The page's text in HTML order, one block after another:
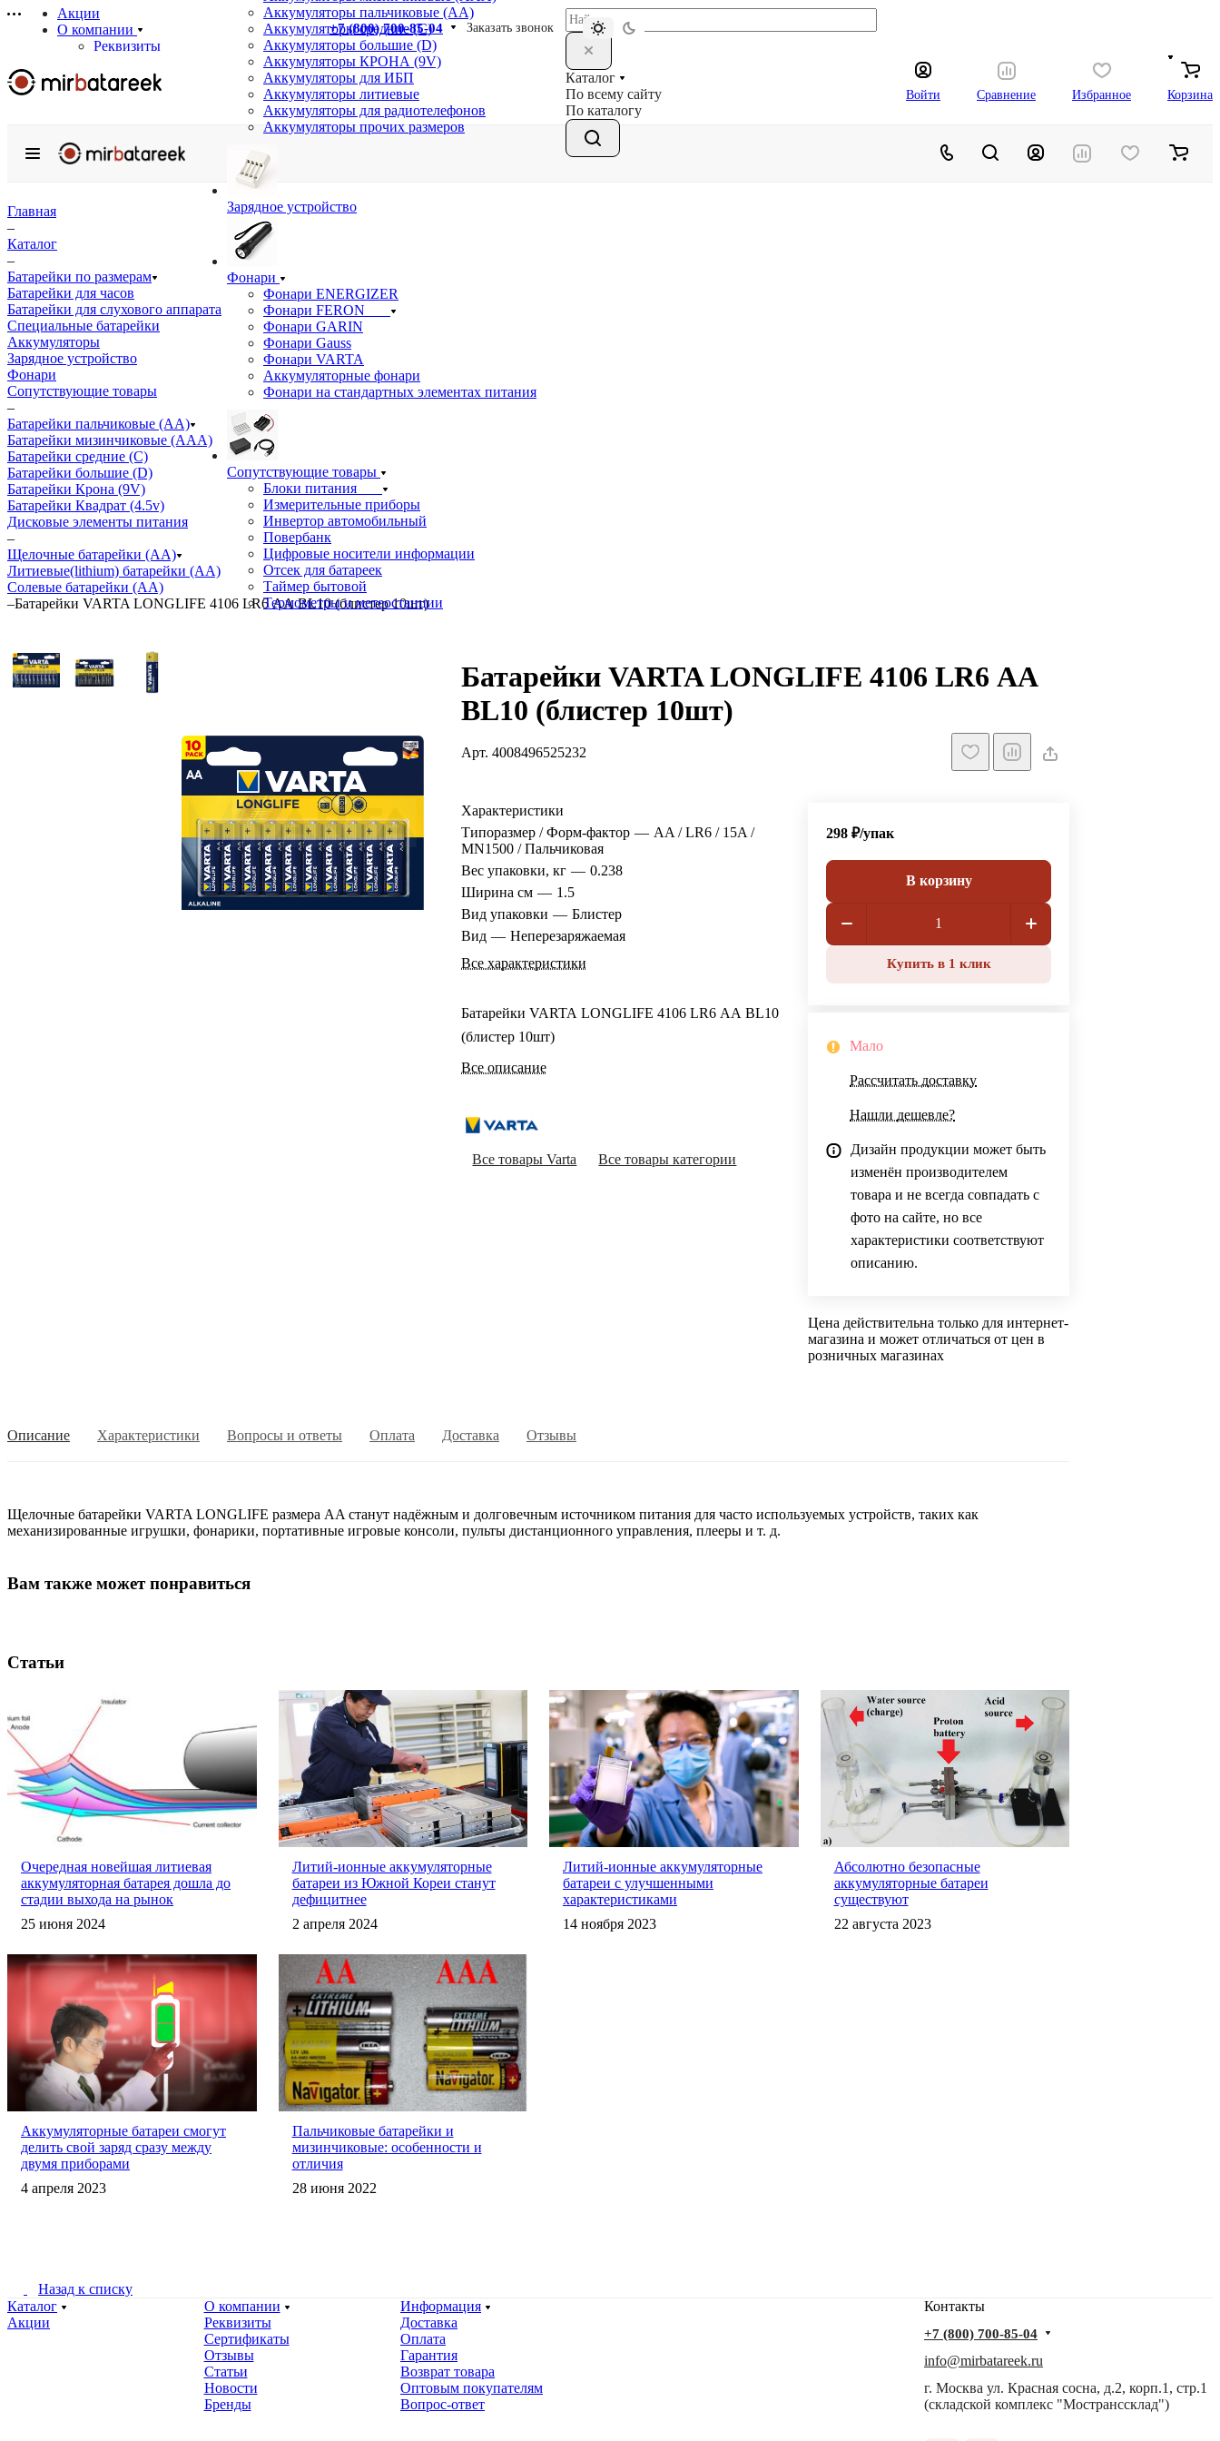
Акции
О компании
Реквизиты
Отзывы
Статьи
Услуги
Аккумуляторные сборки на заказ
Возврат товара
Оптовым покупателям
Вопрос-ответ
Контакты
+7 (800) 700-85-04 Заказать звонок
Аккумуляторы пальчиковые (АА)
Аккумуляторы средние (С)
Аккумуляторы большие (D)
Аккумуляторы КРОНА (9V)
Аккумуляторы для ИБП
Аккумуляторы литиевые
Аккумуляторы для радиотелефонов
Аккумуляторы прочих размеров
Зарядное устройство
Фонари
Фонари ENERGIZER
Фонари FERON
Фонари GARIN
Фонари Gauss
Фонари VARTA
Аккумуляторные фонари
Фонари на стандартных элементах питания
Сопутствующие товары
Блоки питания
Измерительные приборы
Инвертор автомобильный
Повербанк
Цифровые носители информации
Отсек для батареек
Таймер бытовой
Термометры и метеостанции
Каталог
По всему сайту
По каталогу
Войти Сравнение Избранное Корзина
Главная
–
Каталог
–
Батарейки по размерам
Батарейки для часов
Батарейки для слухового аппарата
Специальные батарейки
Аккумуляторы
Зарядное устройство
Фонари
Сопутствующие товары
–
Батарейки пальчиковые (АА)
Батарейки мизинчиковые (ААА)
Батарейки средние (С)
Батарейки большие (D)
Батарейки Крона (9V)
Батарейки Квадрат (4.5v)
Дисковые элементы питания
–
Щелочные батарейки (АА)
Литиевые(lithium) батарейки (АА)
Солевые батарейки (АА)
–Батарейки VARTA LONGLIFE 4106 LR6 АА BL10 (блистер 10шт)
Батарейки VARTA LONGLIFE 4106 LR6 АА
BL10 (блистер 10шт)
Арт.4008496525232
Характеристики
Типоразмер / Форм-фактор — AA / LR6 / 15A /
MN1500 / Пальчиковая
Вес упаковки, кг — 0.238
Ширина см — 1.5
Вид упаковки — Блистер
Вид — Неперезаряжаемая
Все характеристики
Батарейки VARTA LONGLIFE 4106 LR6 АА BL10
(блистер 10шт)
Все описание
Все товары Varta Все товары категории
298 ₽/упак
В корзину
Купить в 1 клик
Мало
Рассчитать доставку
Нашли дешевле?
Дизайн продукции может быть
изменён производителем
товара и не всегда совпадать с
фото на сайте, но все
характеристики соответствуют
описанию.
Цена действительна только для интернет-
магазина и может отличаться от цен в
розничных магазинах
Описание Характеристики Вопросы и ответы Оплата Доставка Отзывы
Щелочные батарейки VARTA LONGLIFE размера AA станут надёжным и долговечным источником питания для часто используемых устройств, таких как
механизированные игрушки, фонарики, портативные игровые консоли, пульты дистанционного управления, плееры и т. д.
Вам также может понравиться
Статьи
Очередная новейшая литиевая
аккумуляторная батарея дошла до
стадии выхода на рынок
25 июня 2024
Литий-ионные аккумуляторные
батареи из Южной Кореи станут
дефицитнее
2 апреля 2024
Литий-ионные аккумуляторные
батареи с улучшенными
характеристиками
14 ноября 2023
Абсолютно безопасные
аккумуляторные батареи
существуют
22 августа 2023
Аккумуляторные батареи смогут
делить свой заряд сразу между
двумя приборами
4 апреля 2023
Пальчиковые батарейки и
мизинчиковые: особенности и
отличия
28 июня 2022
Назад к списку
Каталог
Акции
О компании
Реквизиты
Сертификаты
Отзывы
Статьи
Новости
Бренды
Информация
Доставка
Оплата
Гарантия
Возврат товара
Оптовым покупателям
Вопрос-ответ
Контакты
+7 (800) 700-85-04
info@mirbatareek.ru
г. Москва ул. Красная сосна, д.2, корп.1, стр.1
(складской комплекс "Мостранссклад")